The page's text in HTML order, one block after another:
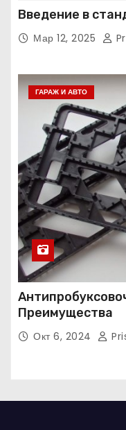
Введение в
Мар 12, 2025
ГАРАЖ И АВТО
Преимущества
Окт 6, 2024